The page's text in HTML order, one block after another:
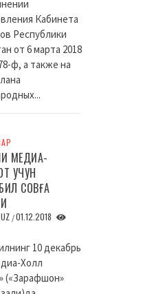
Кабинета
Республики
от 6 марта 2018
ф, а также на
МЕДИА-
УЧУН
СОВҒА
/01.12.2018
10 декабрь
Холл
(«Зарафшон»